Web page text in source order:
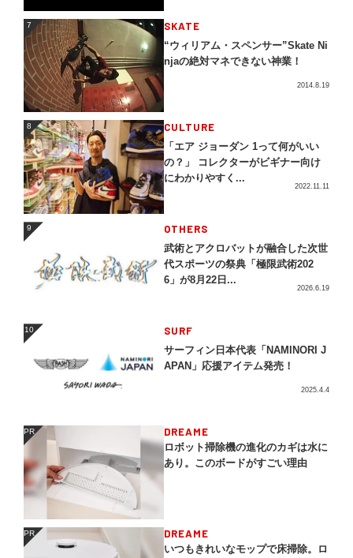
7 SKATE
“ウィリアム・スペンサー”Skate Ni
njaの絶対マネできない神業！
2014.8.19
8 CULTURE
「エア ジョーダン 1って何がいい
の？」 コレクターがビギナー向け
にわかりやすく...
2022.11.11
9 OTHERS
武術とアクロバットが融合した次世
代スポーツの祭典「極限武術202
6」が8月22日...
2026.6.19
10 SURF
サーフィン日本代表「NAMINORI J
APAN」応援アイテム発売！
2025.4.4
PR DREAME
ロボット掃除機の進化のカギは水に
あり。このボードがすごい理由
PR DREAME
いつもきれいなモップで床掃除。ロ